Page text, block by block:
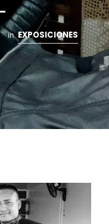
in EXPOSICIONES